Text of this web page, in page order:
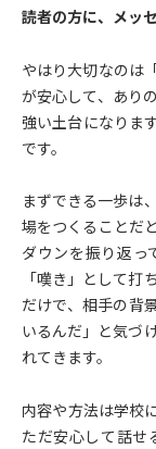
読者の方に、メッ
やはり大切なのは
が安心して、あり
強い土台になりま
です。
まずできる一歩は
場をつくることだ
ダウンを振り返っ
「嘆き」として
だけで、相手の背
いるんだ」と気づ
れてきます。
内容や方法は学校
ただ安心して話せ